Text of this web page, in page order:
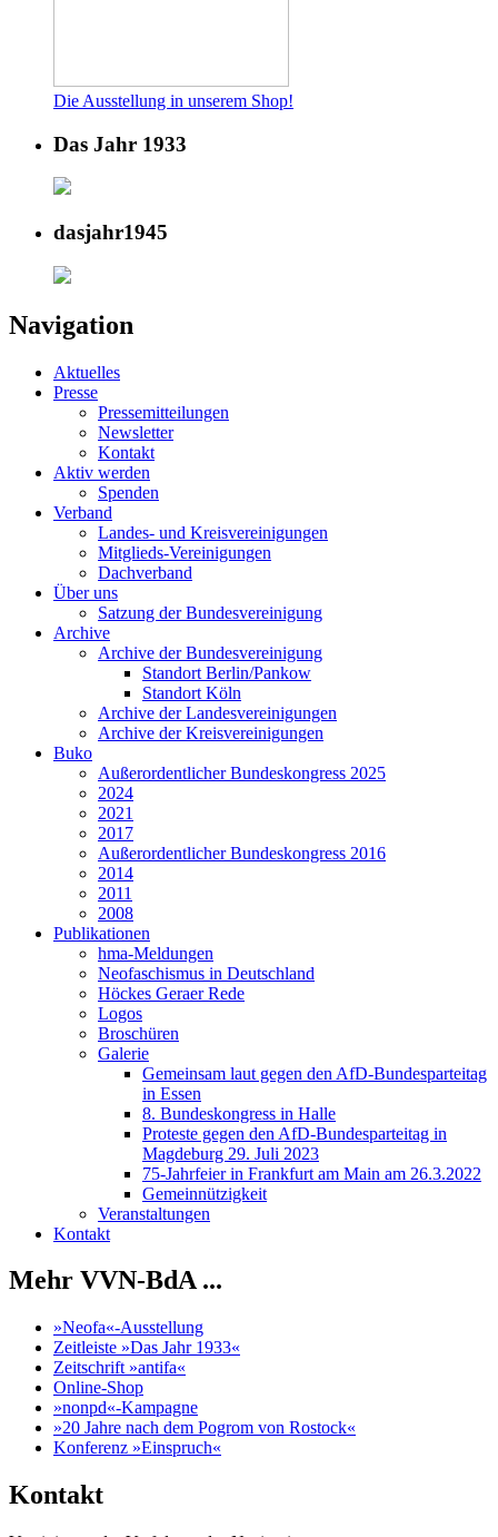
Die Ausstellung in unserem Shop!
Das Jahr 1933
dasjahr1945
Navigation
Aktuelles
Presse
Pressemitteilungen
Newsletter
Kontakt
Aktiv werden
Spenden
Verband
Landes- und Kreisvereinigungen
Mitglieds-Vereinigungen
Dachverband
Über uns
Satzung der Bundesvereinigung
Archive
Archive der Bundesvereinigung
Standort Berlin/Pankow
Standort Köln
Archive der Landesvereinigungen
Archive der Kreisvereinigungen
Buko
Außerordentlicher Bundeskongress 2025
2024
2021
2017
Außerordentlicher Bundeskongress 2016
2014
2011
2008
Publikationen
hma-Meldungen
Neofaschismus in Deutschland
Höckes Geraer Rede
Logos
Broschüren
Galerie
Gemeinsam laut gegen den AfD-Bundesparteitag
in Essen
8. Bundeskongress in Halle
Proteste gegen den AfD-Bundesparteitag in
Magdeburg 29. Juli 2023
75-Jahrfeier in Frankfurt am Main am 26.3.2022
Gemeinnützigkeit
Veranstaltungen
Kontakt
Mehr VVN-BdA ...
»Neofa«-Ausstellung
Zeitleiste »Das Jahr 1933«
Zeitschrift »antifa«
Online-Shop
»nonpd«-Kampagne
»20 Jahre nach dem Pogrom von Rostock«
Konferenz »Einspruch«
Kontakt